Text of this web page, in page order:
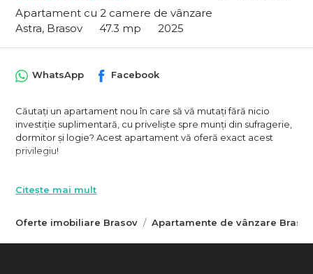
Apartament cu 2 camere de vânzare
Astra, Brasov
47.3 mp 2025
Oferte imobiliare Brasov Apartamente de vânzare Brasov
WhatsApp Facebook
Căutați un apartament nou în care să vă mutați fără nicio
investiție suplimentară, cu priveliște spre munți din sufragerie,
dormitor și logie? Acest apartament vă oferă exact acest
privilegiu!
prețul de vânzare actual al dezvoltatorului, cu avantajul cheilor
Apartamentul este situat etajul 2 din 7, structurat eficient în
Citește mai mult